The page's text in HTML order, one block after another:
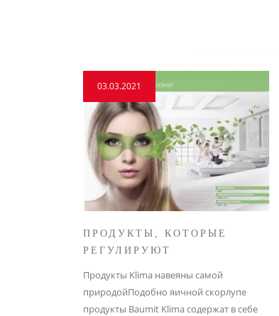
03.03.2021
ПРОДУКТЫ, КОТОРЫЕ
РЕГУЛИРУЮТ
Продукты Klima навеяны самой
природойПодобно яичной скорлупе
продукты Baumit Klima содержат в себе